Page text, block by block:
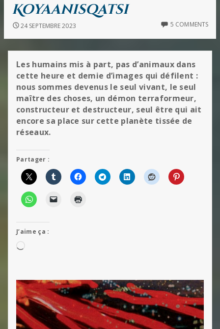
Koyaanisqatsi
24 SEPTEMBRE 2023 5 COMMENTS
Les humains mis à part, pas d’animaux dans
cette heure et demie d’images qui défilent :
nous sommes devenus le seul vivant, le seul
maître des choses, un démon terraformeur,
constructeur et destructeur, seul être qui ait
encore sa place sur cette planète tissée de
réseaux.
Partager :
J’aime ça :
Chargement…